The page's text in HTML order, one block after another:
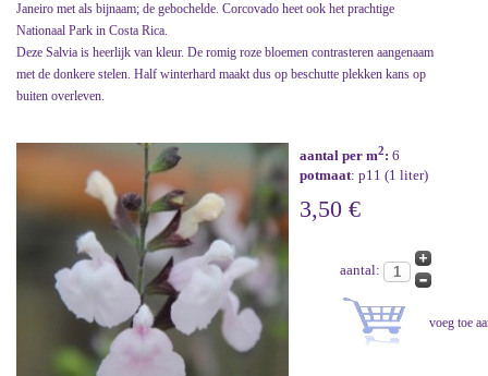
Janeiro met als bijnaam; de gebochelde. Corcovado heet ook het prachtige
Nationaal Park in Costa Rica.
Deze Salvia is heerlijk van kleur. De romig roze bloemen contrasteren aangenaam
met de donkere stelen. Half winterhard maakt dus op beschutte plekken kans op
buiten overleven.
aantal per m2: 6
potmaat: p11 (1 liter)
3,50 €
aantal: